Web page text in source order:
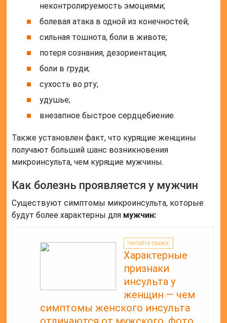
неконтролируемость эмоциями;
болевая атака в одной из конечностей;
сильная тошнота, боли в животе;
потеря сознания, дезориентация;
боли в груди;
сухость во рту;
удушье;
внезапное быстрое сердцебиение.
Также установлен факт, что курящие женщины
получают больший шанс возникновения
микроинсульта, чем курящие мужчины.
Как болезнь проявляется у мужчин
Существуют симптомы микроинсульта, которые
будут более характерны для мужчин:
Читайте также:
Характерные
признаки
инсульта у
женщин — чем
симптомы женского инсульта